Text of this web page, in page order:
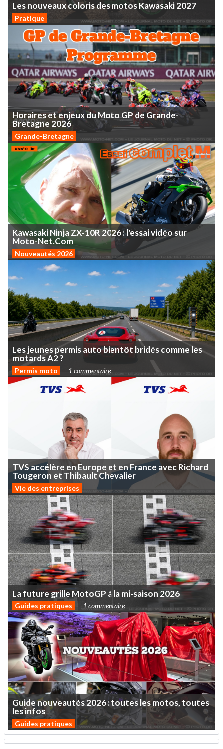
LesnouveauxcolorisdesmotosKawasaki2027
Pratique
HorairesetenjeuxduMotoGPdeGrande-
Bretagne 2026
Grande-Bretagne
KawasakiNinjaZX-10R2026:l'essaividéosur
Moto-Net.Com
Nouveautés 2026
Lesjeunespermisautobientôt bridéscommeles
motardsA2?
Permis moto 1 commentaire
TVSaccélère enEurope et enFrance avecRichard
Tougeron et Thibault Chevalier
Vie des entreprises
Lafuturegrille MotoGP àlami-saison 2026
Guides pratiques 1 commentaire
Guidenouveautés2026:touteslesmotos,toutes
lesinfos
Guides pratiques